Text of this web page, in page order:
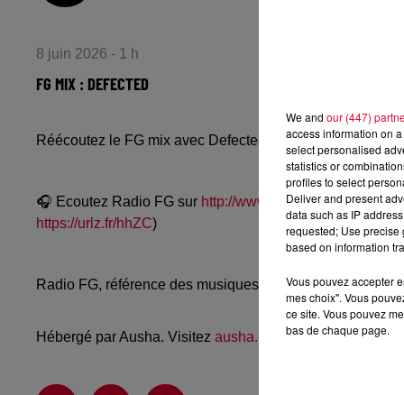
8 juin 2026 - 1 h
FG MIX : DEFECTED
Réécoutez le FG mix avec Defected du vendredi 5 juin
🎧 Ecoutez Radio FG sur http://www.radiofg.com 📱 et sur
https://urlz.fr/hhZC)
Radio FG, référence des musiques électroniques,
Hébergé par Ausha. Visitez ausha.co/politique-de-
We and our (447)
access information on
select personalised
statistics or
profiles to select
Deliver and present
data such as IP
requested; Use precise
based on information
Vous pouvez accepter
mes choix". Vous
ce site. Vous pouvez
bas de chaque page.